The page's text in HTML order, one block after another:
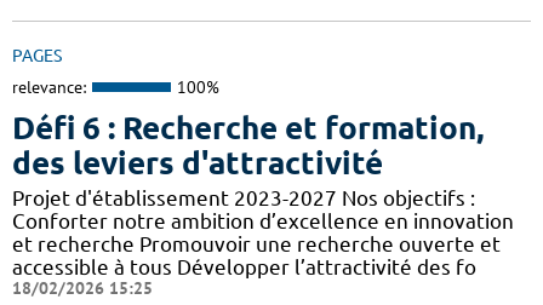
PAGES
relevance: 100%
Défi 6 : Recherche et formation,
des leviers d'attractivité
Projet d'établissement 2023-2027 Nos objectifs :
Conforter notre ambition d’excellence en innovation
et recherche Promouvoir une recherche ouverte et
accessible à tous Développer l’attractivité des fo
18/02/2026 15:25